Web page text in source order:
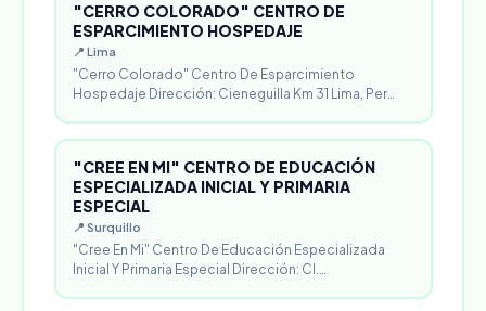
"CERRO COLORADO" CENTRO DE
ESPARCIMIENTO HOSPEDAJE
📍 Lima
"Cerro Colorado" Centro De Esparcimiento
Hospedaje Dirección: Cieneguilla Km 31 Lima, Per…
"CREE EN MI" CENTRO DE EDUCACIÓN
ESPECIALIZADA INICIAL Y PRIMARIA
ESPECIAL
📍 Surquillo
"Cree En Mi" Centro De Educación Especializada
Inicial Y Primaria Especial Dirección: Cl.…